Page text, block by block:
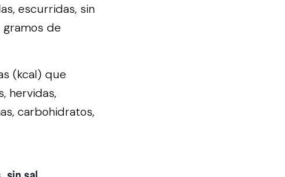
escurridas, sin
gramos de
(kcal) que
hervidas,
carbohidratos,